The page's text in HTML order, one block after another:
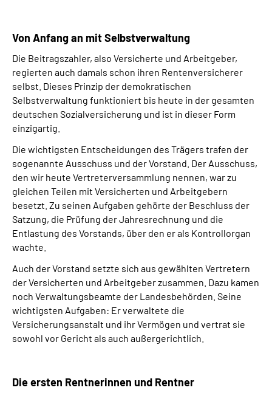
Von Anfang an mit Selbstverwaltung
Die Beitragszahler, also Versicherte und Arbeitgeber,
regierten auch damals schon ihren Rentenversicherer
selbst. Dieses Prinzip der demokratischen
Selbstverwaltung funktioniert bis heute in der gesamten
deutschen Sozialversicherung und ist in dieser Form
einzigartig.
Die wichtigsten Entscheidungen des Trägers trafen der
sogenannte Ausschuss und der Vorstand. Der Ausschuss,
den wir heute Vertreterversammlung nennen, war zu
gleichen Teilen mit Versicherten und Arbeitgebern
besetzt. Zu seinen Aufgaben gehörte der Beschluss der
Satzung, die Prüfung der Jahresrechnung und die
Entlastung des Vorstands, über den er als Kontrollorgan
wachte.
Auch der Vorstand setzte sich aus gewählten Vertretern
der Versicherten und Arbeitgeber zusammen. Dazu kamen
noch Verwaltungsbeamte der Landesbehörden. Seine
wichtigsten Aufgaben: Er verwaltete die
Versicherungsanstalt und ihr Vermögen und vertrat sie
sowohl vor Gericht als auch außergerichtlich.
Die ersten Rentnerinnen und Rentner